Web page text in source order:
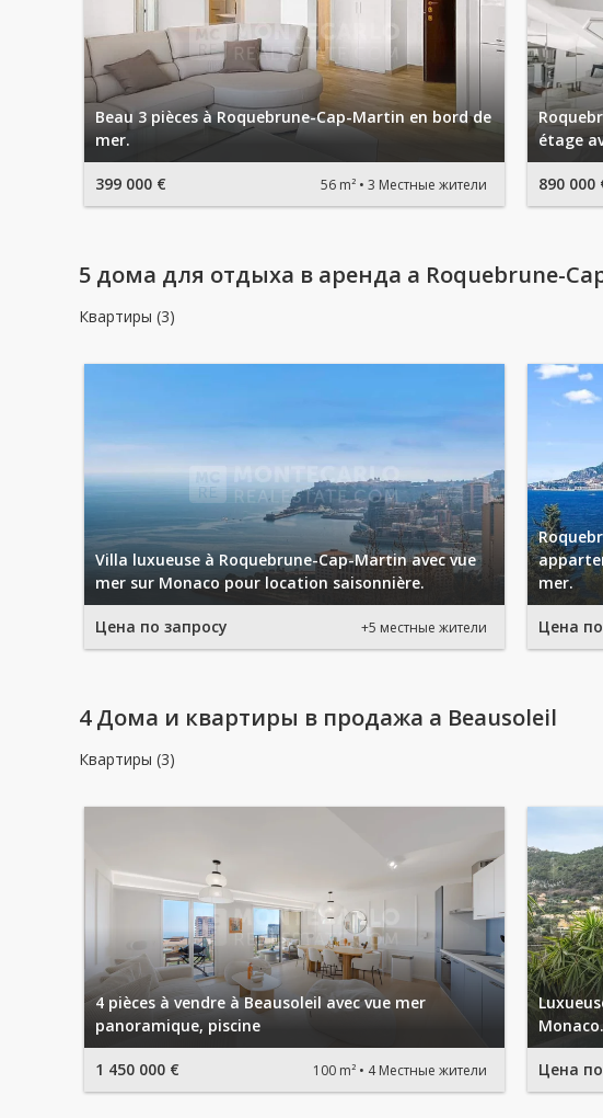
Beau 3 pièces à Roquebrune-Cap-Martin en bord de
mer.
399 000 € 56 m² 3 Местные жители
étage
890 000
5 домa для отдыха в аренда a Roquebrune-
Квартиры (3)
Villa luxueuse à Roquebrune-Cap-Martin avec vue
mer sur Monaco pour location saisonnière.
Цена по запросу +5 местные жители
mer.
Цена
4 Дома и квартиры в продажа a Beausoleil
Квартиры (3)
4 pièces à vendre à Beausoleil avec vue mer
panoramique, piscine
1 450 000 € 100 m² 4 Местные жители
Monaco.
Цена